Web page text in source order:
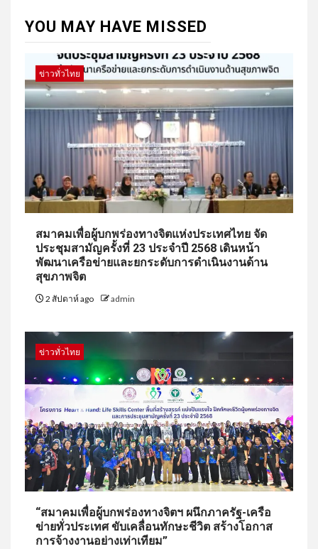
YOU MAY HAVE MISSED
ข่าวทั่วไทย
สมาคมเพื่อผู้บกพร่องทางจิตแห่งประเทศไทย จัด
ประชุมสามัญครั้งที่ 23 ประจำปี 2568 เดินหน้า
พัฒนาเครือข่ายและยกระดับการดำเนินงานด้าน
สุขภาพจิต
2 สัปดาห์ ago admin
ข่าวทั่วไทย
“สมาคมเพื่อผู้บกพร่องทางจิตฯ ผนึกภาครัฐ-เครือ
ข่ายทั่วประเทศ ขับเคลื่อนทักษะชีวิต สร้างโอกาส
การจ้างงานอย่างเท่าเทียม”